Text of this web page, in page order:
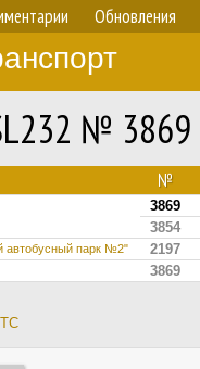
Обновления
№ 3869
№
3869
3854
автобусный парк №2" 2197
3869
ТС